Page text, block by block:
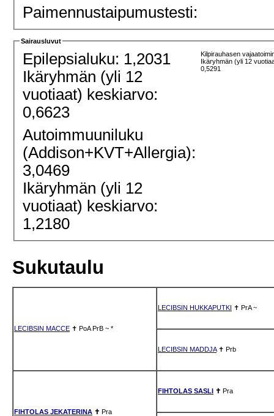
Paimennustaipumustesti:
Sairausluvut
Epilepsialuku: 1,2031
Ikäryhmän (yli 12
vuotiaat) keskiarvo:
0,6623
Kilpirauhasen
Ikäryhmän (yli 12
0,5291
Autoimmuuniluku
(Addison+KVT+Allergia):
3,0469
Ikäryhmän (yli 12
vuotiaat) keskiarvo:
1,2180
Sukutaulu
LECIBSIN MACCE ✝ PoA PrB ~ *
LECIBSIN HUKKAPUTKI ✝ PrA ~
LECIBSIN MADDJA✝ Prb
FIHTOLAS JEKATERINA ✝ Pra
FIHTOLAS SASLI ✝ Pra